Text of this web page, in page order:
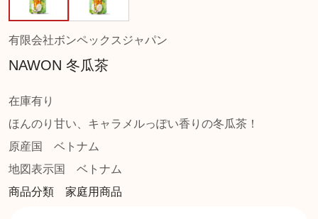
有限会社ボンペックスジャパン
NAWON 冬瓜茶
在庫有り
ほんのり甘い、キャラメルっぽい香りの冬瓜茶！
原産国
ベトナム
地図表示国
ベトナム
商品分類 家庭用商品